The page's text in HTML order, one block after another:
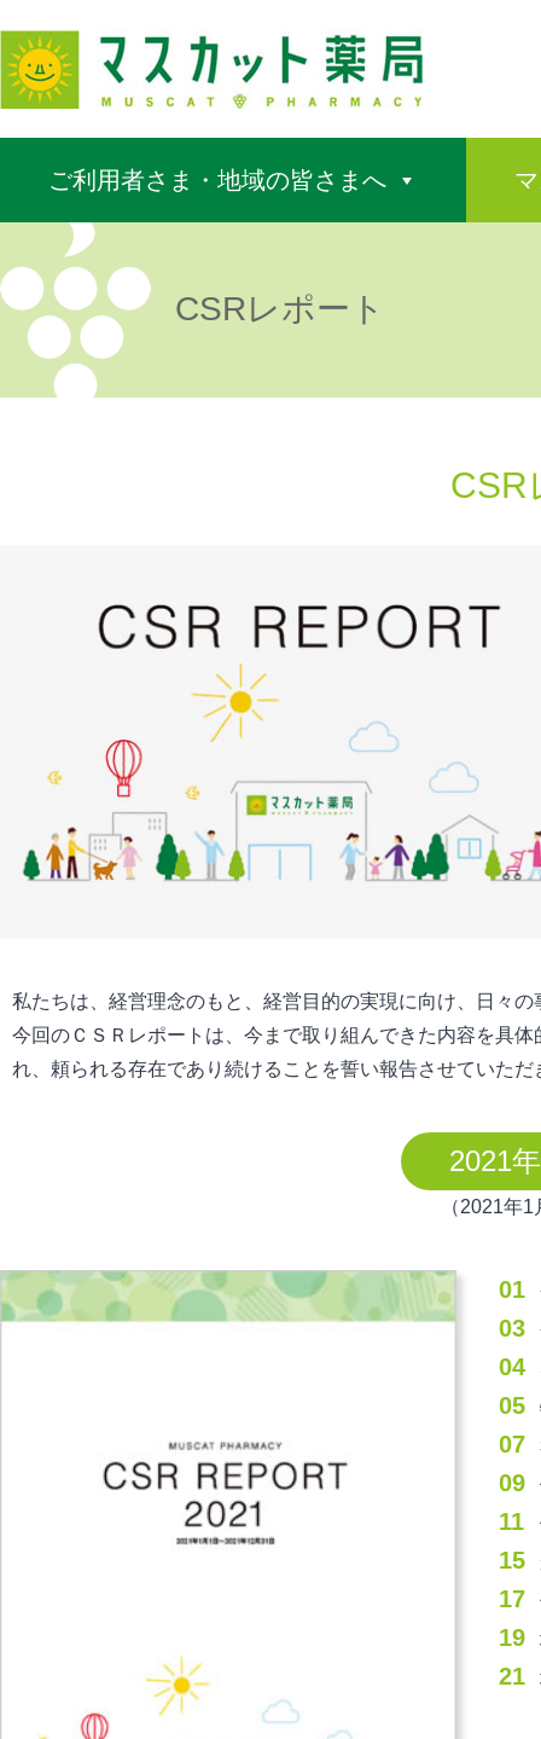
ご利用者さま・地域の皆さまへ
CSRレポート
CSR
私たちは、経営理念のもと、経営目的の実現に向け、日々
今回のＣＳＲレポートは、今まで取り組んできた内容を具
れ、頼られる存在であり続けることを誓い報告させていただ
2021
（2021年
01
03
04
05
07
09
11
15
17
19
21